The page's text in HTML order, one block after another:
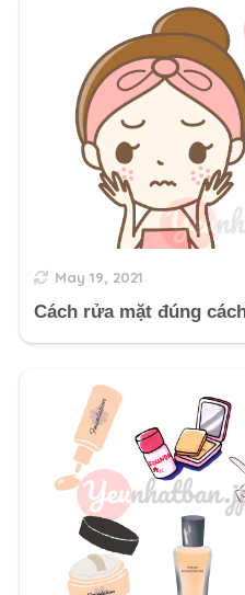
May 19, 2021
Cách rửa mặt đúng